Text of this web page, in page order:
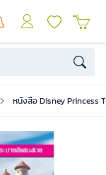
หนังสือ Disney Princess